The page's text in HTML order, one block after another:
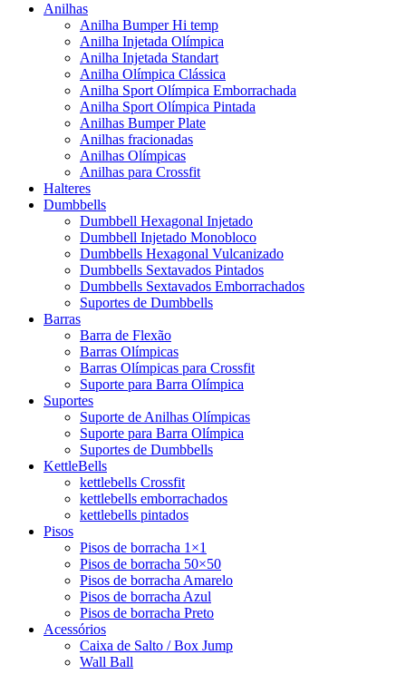
Anilhas
Anilha Bumper Hi temp
Anilha Injetada Olímpica
Anilha Injetada Standart
Anilha Olímpica Clássica
Anilha Sport Olímpica Emborrachada
Anilha Sport Olímpica Pintada
Anilhas Bumper Plate
Anilhas fracionadas
Anilhas Olímpicas
Anilhas para Crossfit
Halteres
Dumbbells
Dumbbell Hexagonal Injetado
Dumbbell Injetado Monobloco
Dumbbells Hexagonal Vulcanizado
Dumbbells Sextavados Pintados
Dumbbells Sextavados Emborrachados
Suportes de Dumbbells
Barras
Barra de Flexão
Barras Olímpicas
Barras Olímpicas para Crossfit
Suporte para Barra Olímpica
Suportes
Suporte de Anilhas Olímpicas
Suporte para Barra Olímpica
Suportes de Dumbbells
KettleBells
kettlebells Crossfit
kettlebells emborrachados
kettlebells pintados
Pisos
Pisos de borracha 1×1
Pisos de borracha 50×50
Pisos de borracha Amarelo
Pisos de borracha Azul
Pisos de borracha Preto
Acessórios
Caixa de Salto / Box Jump
Wall Ball